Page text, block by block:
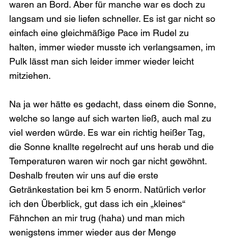
waren an Bord. Aber für manche war es doch zu
langsam und sie liefen schneller. Es ist gar nicht so
einfach eine gleichmäßige Pace im Rudel zu
halten, immer wieder musste ich verlangsamen, im
Pulk lässt man sich leider immer wieder leicht
mitziehen.
Na ja wer hätte es gedacht, dass einem die Sonne,
welche so lange auf sich warten ließ, auch mal zu
viel werden würde. Es war ein richtig heißer Tag,
die Sonne knallte regelrecht auf uns herab und die
Temperaturen waren wir noch gar nicht gewöhnt.
Deshalb freuten wir uns auf die erste
Getränkestation bei km 5 enorm. Natürlich verlor
ich den Überblick, gut dass ich ein „kleines“
Fähnchen an mir trug (haha) und man mich
wenigstens immer wieder aus der Menge